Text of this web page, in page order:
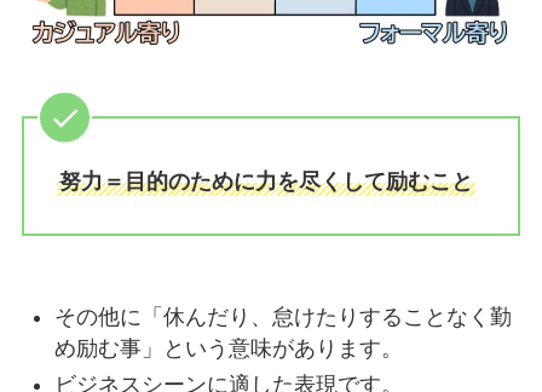
努力＝目的のために力を尽くして励むこと
その他に「休んだり、怠けたりすることなく勤
め励む事」という意味があります。
ビジネスシーンに適した表現です。